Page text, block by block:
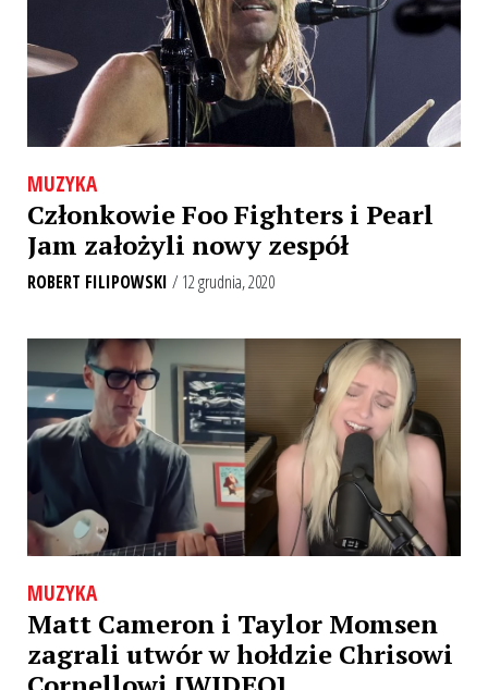
MUZYKA
Członkowie Foo Fighters i Pearl
Jam założyli nowy zespół
ROBERT FILIPOWSKI / 12 grudnia, 2020
MUZYKA
Matt Cameron i Taylor Momsen
zagrali utwór w hołdzie Chrisowi